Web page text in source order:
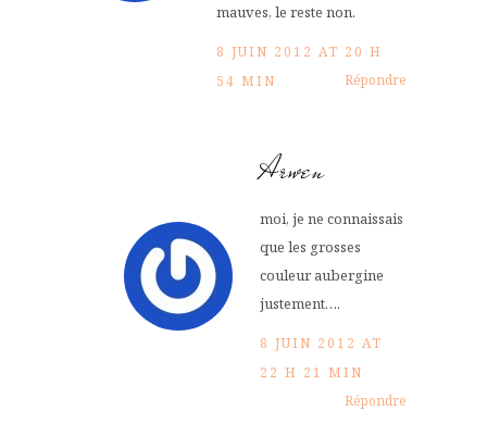
mauves, le reste non.
8 JUIN 2012 AT 20 H
54 MIN
Répondre
Arwen
moi, je ne connaissais
que les grosses
couleur aubergine
justement….
8 JUIN 2012 AT
22 H 21 MIN
Répondre